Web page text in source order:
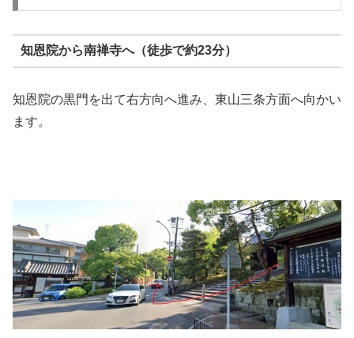
知恩院から南禅寺へ（徒歩で約23分）
知恩院の黒門を出て右方向へ進み、東山三条方面へ向かい
ます。